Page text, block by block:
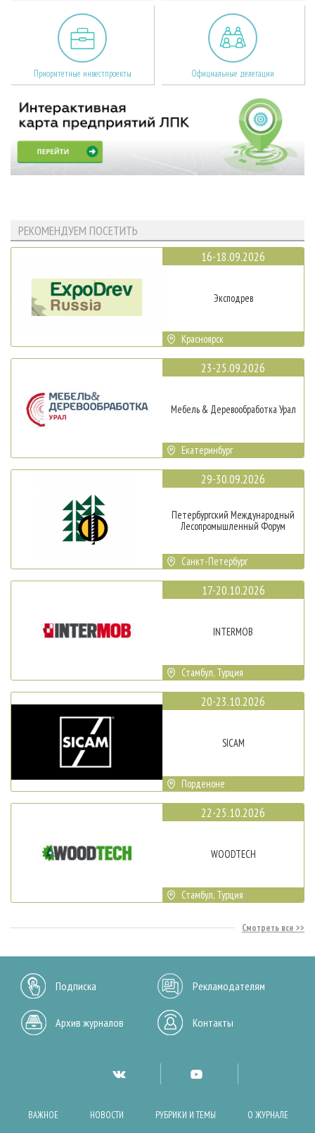
Приоритетные инвестпроекты Официальные делегации
РЕКОМЕНДУЕМ ПОСЕТИТЬ
16-18.09.2026
Эксподрев
Красноярск
23-25.09.2026
Мебель & Деревообработка Урал
Екатеринбург
29-30.09.2026
Петербургский Международный
Лесопромышленный Форум
Санкт-Петербург
17-20.10.2026
INTERMOB
Стамбул, Турция
20-23.10.2026
SICAM
Порденоне
22-25.10.2026
WOODTECH
Стамбул, Турция
Смотреть все
Подписка Рекламодателям
Архив журналов Контакты
ВАЖНОЕ НОВОСТИ РУБРИКИ И ТЕМЫ О ЖУРНАЛЕ